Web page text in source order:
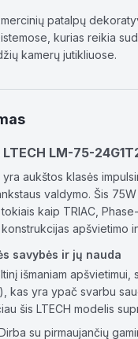
patalpų
kurias reikia
kamerų jutikliuose.
LM-75-
yra aukštos klasės
valdymo. Šis
kaip TRIAC,
apšvietimo
savybės ir jų nauda
išmaniam
kas yra ypač svarbu
šis LTECH modelis
su pirmaujančių